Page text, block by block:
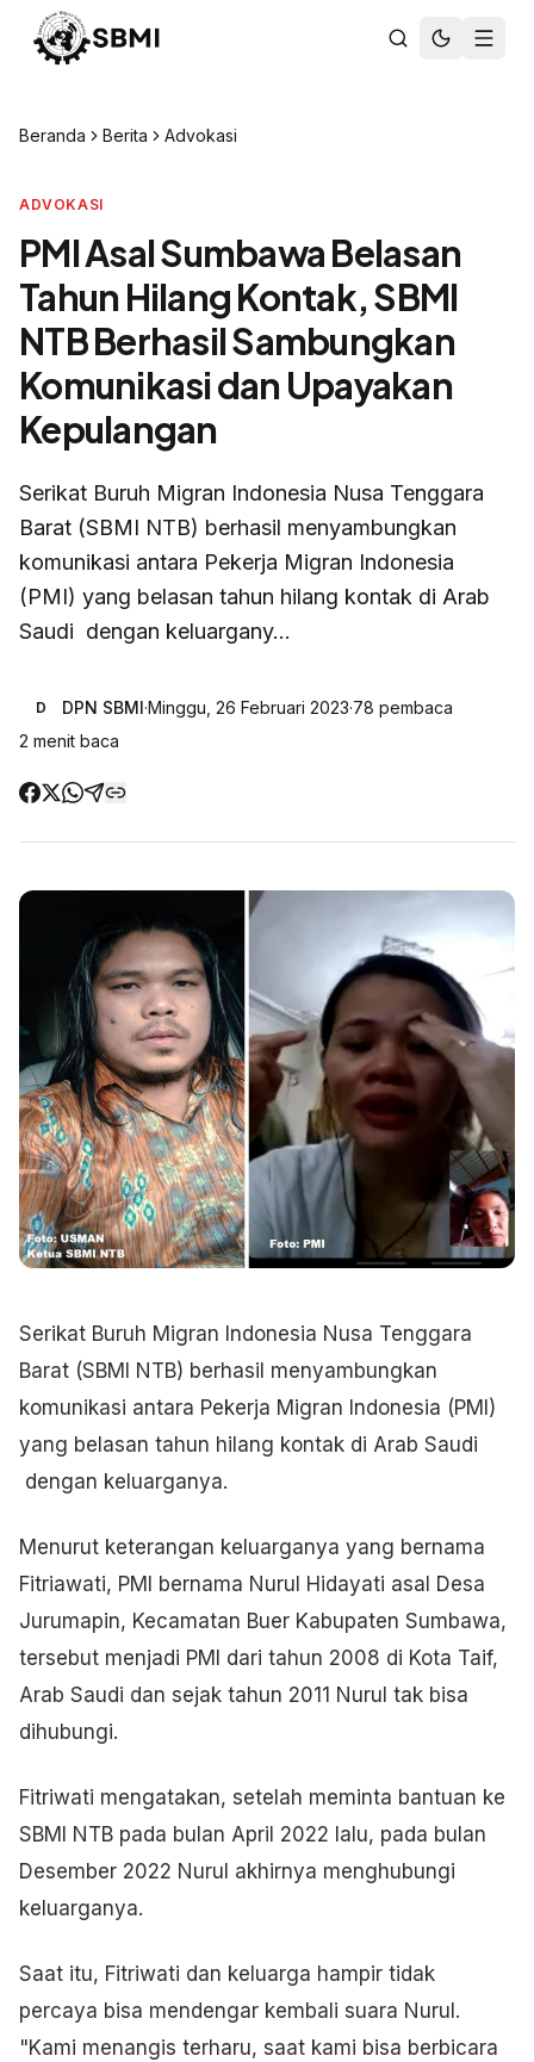
Beranda Berita Advokasi
ADVOKASI
PMI Asal Sumbawa Belasan
Tahun Hilang Kontak, SBMI
NTB Berhasil Sambungkan
Komunikasi dan Upayakan
Kepulangan
Serikat Buruh Migran Indonesia Nusa Tenggara
Barat (SBMI NTB) berhasil menyambungkan
komunikasi antara Pekerja Migran Indonesia
(PMI) yang belasan tahun hilang kontak di Arab
Saudi dengan keluargany...
D DPN SBMI·Minggu, 26 Februari 2023·78 pembaca
2 menit baca
Serikat Buruh Migran Indonesia Nusa Tenggara
Barat (SBMI NTB) berhasil menyambungkan
komunikasi antara Pekerja Migran Indonesia (PMI)
yang belasan tahun hilang kontak di Arab Saudi
dengan keluarganya.
Menurut keterangan keluarganya yang bernama
Fitriawati, PMI bernama Nurul Hidayati asal Desa
Jurumapin, Kecamatan Buer Kabupaten Sumbawa,
tersebut menjadi PMI dari tahun 2008 di Kota Taif,
Arab Saudi dan sejak tahun 2011 Nurul tak bisa
dihubungi.
Fitriwati mengatakan, setelah meminta bantuan ke
SBMI NTB pada bulan April 2022 lalu, pada bulan
Desember 2022 Nurul akhirnya menghubungi
keluarganya.
Saat itu, Fitriwati dan keluarga hampir tidak
percaya bisa mendengar kembali suara Nurul.
"Kami menangis terharu, saat kami bisa berbicara